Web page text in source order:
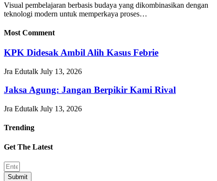
Visual pembelajaran berbasis budaya yang dikombinasikan dengan
teknologi modern untuk memperkaya proses…
Most Comment
KPK Didesak Ambil Alih Kasus Febrie
Jra Edutalk July 13, 2026
Jaksa Agung: Jangan Berpikir Kami Rival
Jra Edutalk July 13, 2026
Trending
Get The Latest
Submit